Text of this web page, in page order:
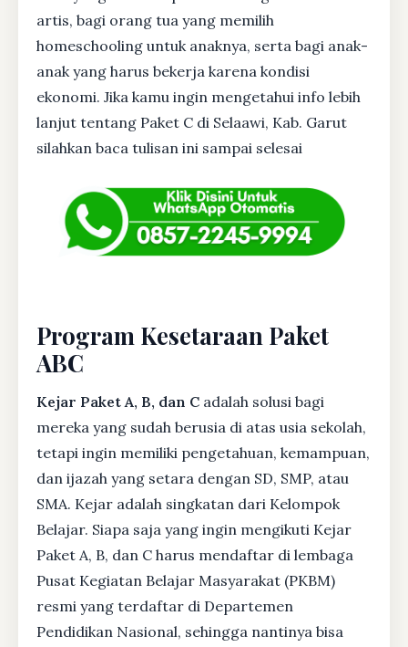
artis, bagi orang tua yang memilih
homeschooling untuk anaknya, serta bagi anak-
anak yang harus bekerja karena kondisi
ekonomi. Jika kamu ingin mengetahui info lebih
lanjut tentang Paket C di Selaawi, Kab. Garut
silahkan baca tulisan ini sampai selesai
Program Kesetaraan Paket
ABC
Kejar Paket A, B, dan C adalah solusi bagi
mereka yang sudah berusia di atas usia sekolah,
tetapi ingin memiliki pengetahuan, kemampuan,
dan ijazah yang setara dengan SD, SMP, atau
SMA. Kejar adalah singkatan dari Kelompok
Belajar. Siapa saja yang ingin mengikuti Kejar
Paket A, B, dan C harus mendaftar di lembaga
Pusat Kegiatan Belajar Masyarakat (PKBM)
resmi yang terdaftar di Departemen
Pendidikan Nasional, sehingga nantinya bisa